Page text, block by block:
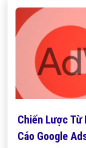
Chiến Lược Từ
Cáo Google